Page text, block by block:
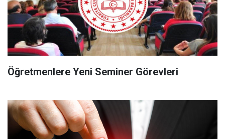
Öğretmenlere Yeni Seminer Görevleri